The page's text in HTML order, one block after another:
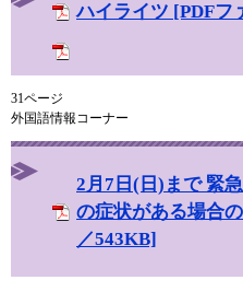
ハイライツ [PDFフ
31ページ
外国語情報コーナー
2月7日(日)まで 緊
の症状がある場合
／543KB]